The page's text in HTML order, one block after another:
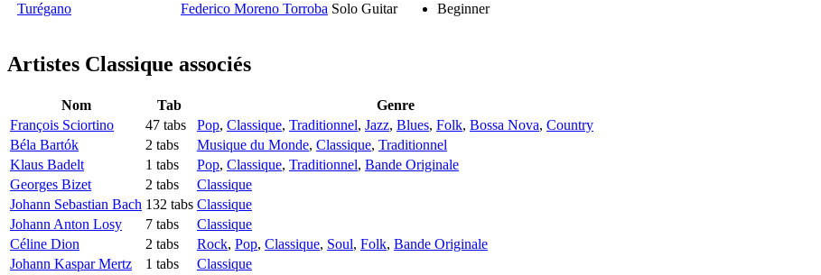
Turégano Federico Moreno Torroba Solo Guitar Beginner
Artistes Classique associés
Nom Tab
Genre
François Sciortino
47 tabs Pop, Classique, Traditionnel, Jazz, Blues, Folk, Bossa Nova, Country
Béla Bartók
2 tabs Musique du Monde, Classique, Traditionnel
Klaus Badelt
1 tabs Pop, Classique, Traditionnel, Bande Originale
Georges Bizet
2 tabs
Classique
Johann Sebastian Bach 132 tabs Classique
Johann Anton Losy
7 tabs
Classique
Céline Dion
2 tabs Rock, Pop, Classique, Soul, Folk, Bande Originale
Johann Kaspar Mertz
1 tabs
Classique